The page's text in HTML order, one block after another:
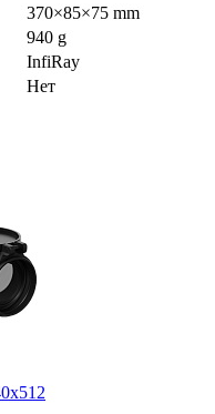
370×85×75 mm
940 g
InfiRay
Нет